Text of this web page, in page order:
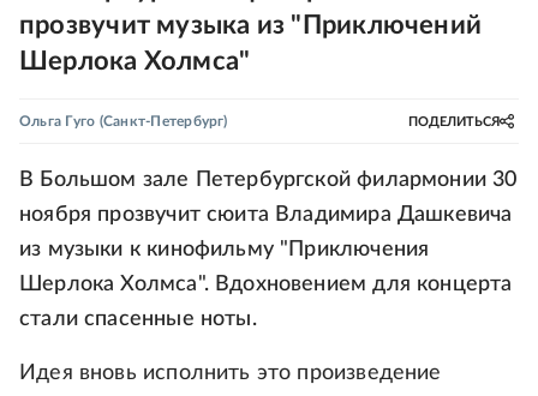
прозвучит музыка из "Приключений
Шерлока Холмса"
Ольга Гуго (Санкт-Петербург) ПОДЕЛИТЬСЯ
В Большом зале Петербургской филармонии 30
ноября прозвучит сюита Владимира Дашкевича
из музыки к кинофильму "Приключения
Шерлока Холмса". Вдохновением для концерта
стали спасенные ноты.
Идея вновь исполнить это произведение